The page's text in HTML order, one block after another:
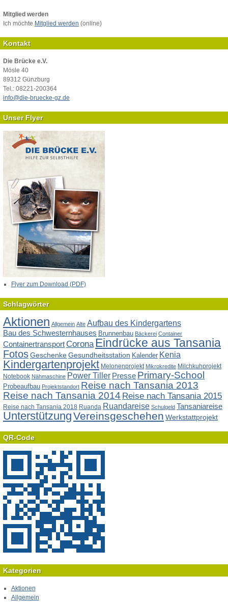
Mitglied werden
Ich möchte Mitglied werden (online)
Kontakt
Die Brücke e.V.
Mösle 40
89312 Günzburg
Tel.: 08221-200364
info@die-bruecke-gz.de
Unser Flyer
Flyer zum Download (PDF)
Schlagwörter
Aktionen Allgemein Alte Aufbau des Kindergartens
Bau des Schwesternhauses Brunnenbau Bäckerei Container
Containertransport Corona Eindrücke aus Tansania
FotosGeschenkeGesundheitsstation Kalender Kenia
Kindergartenprojekt Melonenprojekt Mikrokredite Milchkuhprojekt
Notebook Nähmaschine Power Tiller Presse Primary-School
Probeaufbau Projektstandort Reise nach Tansania 2013
Reise nach Tansania 2014 Reise nach Tansania 2015
Reise nach Tansania 2018 Ruanda Ruandareise Schulgeld Tansaniareise
UnterstützungVereinsgeschehen Werkstattprojekt
QR-Code
Kategorien
Aktionen
Allgemein